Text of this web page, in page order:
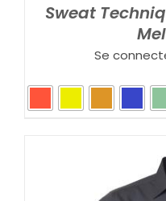
Sweat
Se